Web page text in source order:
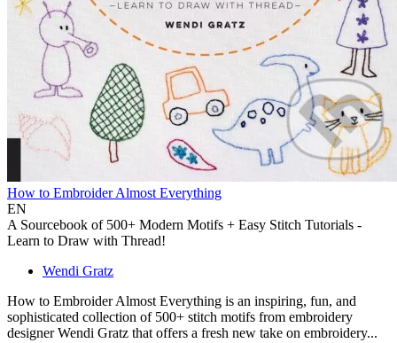
How to Embroider Almost Everything
EN
A Sourcebook of 500+ Modern Motifs + Easy Stitch Tutorials -
Learn to Draw with Thread!
Wendi Gratz
How to Embroider Almost Everything is an inspiring, fun, and
sophisticated collection of 500+ stitch motifs from embroidery
designer Wendi Gratz that offers a fresh new take on embroidery...